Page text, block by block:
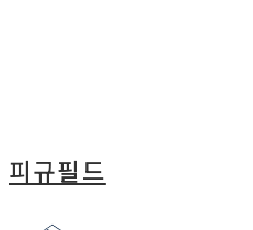
피규필드